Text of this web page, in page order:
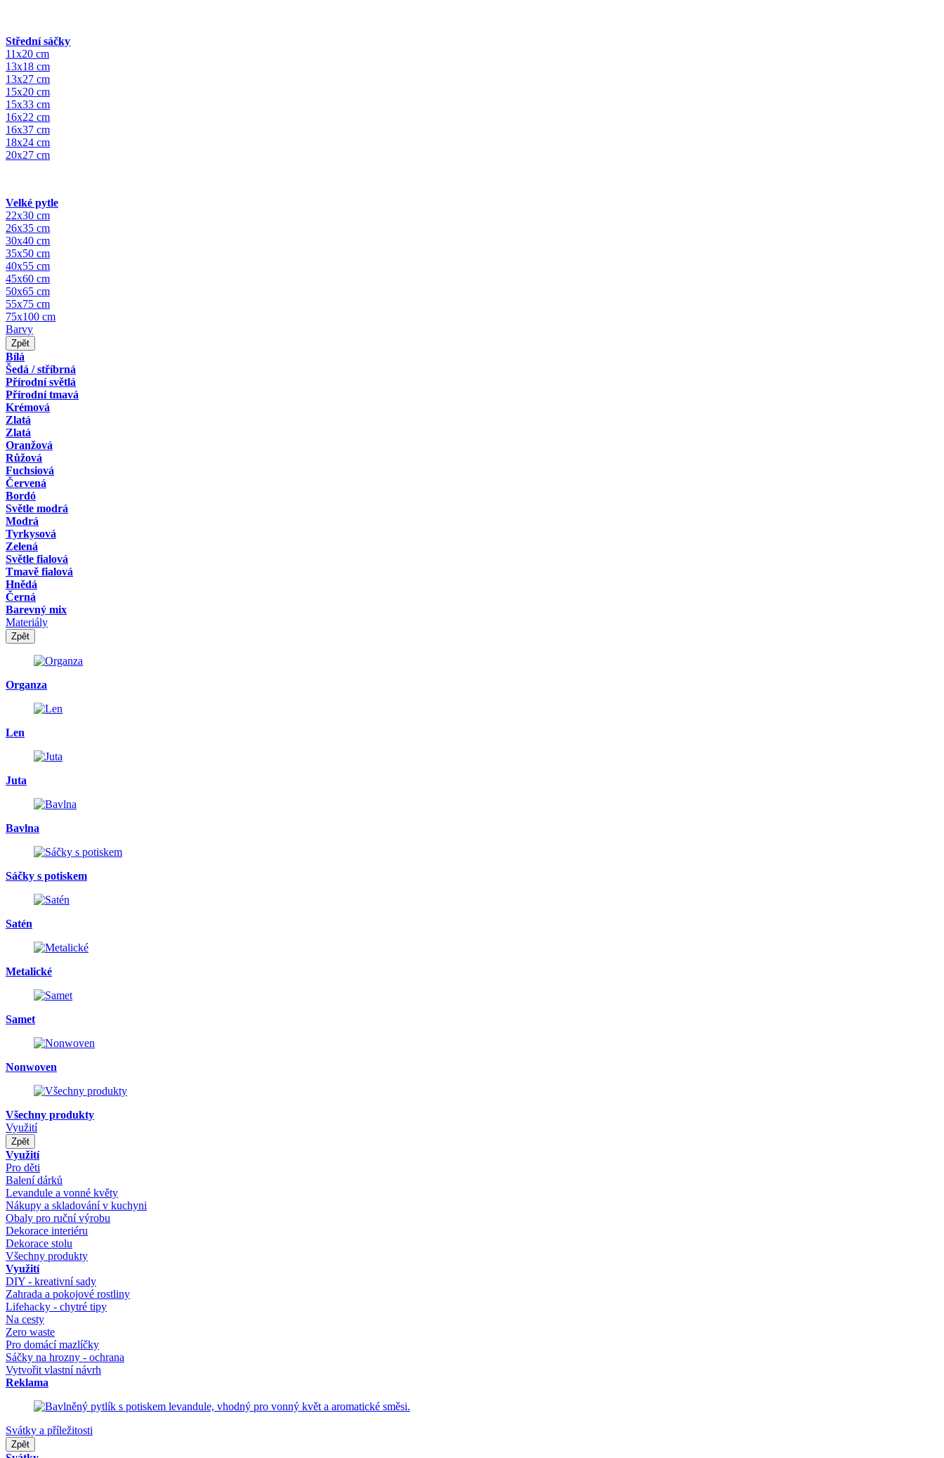
Střední sáčky
11x20 cm
13x18 cm
13x27 cm
15x20 cm
15x33 cm
16x22 cm
16x37 cm
18x24 cm
20x27 cm
Velké pytle
22x30 cm
26x35 cm
30x40 cm
35x50 cm
40x55 cm
45x60 cm
50x65 cm
55x75 cm
75x100 cm
Barvy
Zpět
Bílá
Šedá / stříbrná
Přírodní světlá
Přírodní tmavá
Krémová
Zlatá
Zlatá
Oranžová
Růžová
Fuchsiová
Červená
Bordó
Světle modrá
Modrá
Tyrkysová
Zelená
Světle fialová
Tmavě fialová
Hnědá
Černá
Barevný mix
Materiály
Zpět
Organza
Len
Juta
Bavlna
Sáčky s potiskem
Satén
Metalické
Samet
Nonwoven
Všechny produkty
Využití
Zpět
Využití
Pro děti
Balení dárků
Levandule a vonné květy
Nákupy a skladování v kuchyni
Obaly pro ruční výrobu
Dekorace interiéru
Dekorace stolu
Všechny produkty
Využití
DIY - kreativní sady
Zahrada a pokojové rostliny
Lifehacky - chytré tipy
Na cesty
Zero waste
Pro domácí mazlíčky
Sáčky na hrozny - ochrana
Vytvořit vlastní návrh
Reklama
Svátky a příležitosti
Zpět